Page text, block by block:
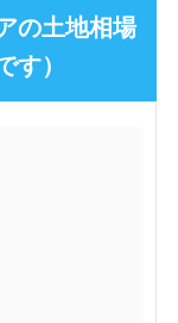
の土地相場
）